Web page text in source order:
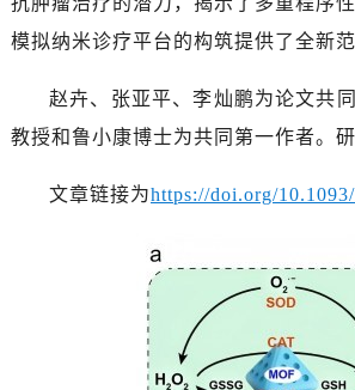
模拟纳米诊疗平台的构筑提供了全新
赵卉、张亚平、李灿鹏为论文共
教授和鲁小康博士为共同第一作者。
文章链接为https://doi.org/